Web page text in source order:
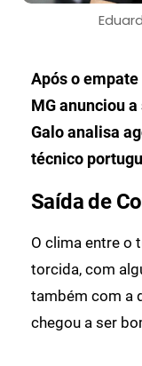
Após o
MG anunciou
Galo analisa
técnico
Saída de
O clima entre o
torcida, com
também com a
chegou a ser